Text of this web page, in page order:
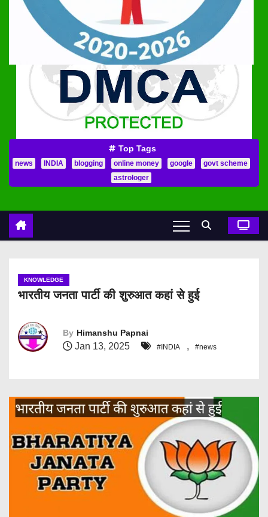
Top Tags
news INDIA blogging online money google
govt scheme
astrologer
KNOWLEDGE
भारतीय जनता पार्टी की शुरुआत कहां से हुई
By Himanshu Papnai
Jan 13, 2025 #INDIA , #news